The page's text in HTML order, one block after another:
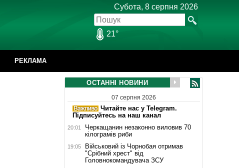
Субота, 8 серпня 2026
21°
РЕКЛАМА
ОСТАННІ НОВИНИ
07 серпня 2026
Читайте нас у Telegram.
Підписуйтесь на наш канал
20:01
Черкащанин незаконно виловив 70
кілограмів риби
19:05
Військовий із Чорнобая отримав
"Срібний хрест" від
Головнокомандувача ЗСУ